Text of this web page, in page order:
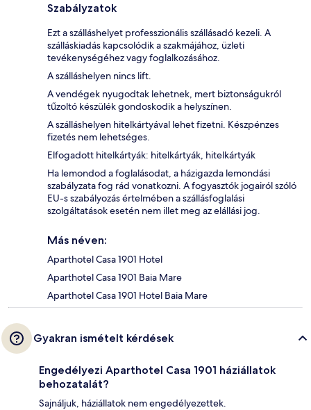
Szabályzatok
Ezt a szálláshelyet professzionális szállásadó kezeli. A
szálláskiadás kapcsolódik a szakmájához, üzleti
tevékenységéhez vagy foglalkozásához.
A szálláshelyen nincs lift.
A vendégek nyugodtak lehetnek, mert biztonságukról
tűzoltó készülék gondoskodik a helyszínen.
A szálláshelyen hitelkártyával lehet fizetni. Készpénzes
fizetés nem lehetséges.
Elfogadott hitelkártyák: hitelkártyák, hitelkártyák
Ha lemondod a foglalásodat, a házigazda lemondási
szabályzata fog rád vonatkozni. A fogyasztók jogairól szóló
EU-s szabályozás értelmében a szállásfoglalási
szolgáltatások esetén nem illet meg az elállási jog.
Más néven:
Aparthotel Casa 1901 Hotel
Aparthotel Casa 1901 Baia Mare
Aparthotel Casa 1901 Hotel Baia Mare
Gyakran ismételt kérdések
Engedélyezi Aparthotel Casa 1901 háziállatok
behozatalát?
Sajnáljuk, háziállatok nem engedélyezettek.